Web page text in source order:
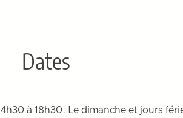
Dates
à 18h30. Le dimanche et jours